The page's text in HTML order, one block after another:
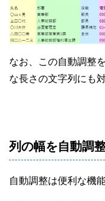
なお、この自動調整
な長さの文字列にも
列の幅を自動調
自動調整は便利な機